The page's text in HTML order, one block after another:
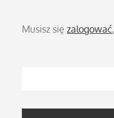
Musisz sięzalogować